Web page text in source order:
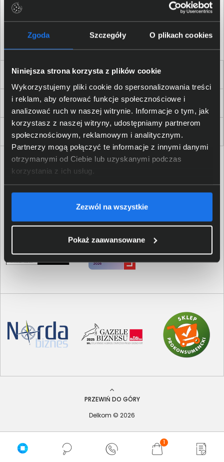
Zgoda Szczegóły O plikach cookies
Niniejsza strona korzysta z plików cookie
Wykorzystujemy pliki cookie do spersonalizowania treści
i reklam, aby oferować funkcje społecznościowe i
analizować ruch w naszej witrynie. Informacje o tym, jak
korzystasz z naszej witryny, udostępniamy partnerom
społecznościowym, reklamowym i analitycznym.
Partnerzy mogą połączyć te informacje z innymi danymi
otrzymanymi od Ciebie lub uzyskanymi podczas
korzystania z ich usług.
Zezwól na wszystkie
Pokaż zaawansowane
1
Dla Firm i Instytucji
Zakupy
Delkom 2000
PRZEWIŃ DO GÓRY
Delkom © 2026